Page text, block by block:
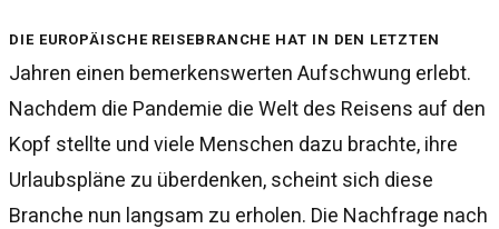
Die europäische Reisebranche hat in den letzten
Jahren einen bemerkenswerten Aufschwung erlebt.
Nachdem die Pandemie die Welt des Reisens auf den
Kopf stellte und viele Menschen dazu brachte, ihre
Urlaubspläne zu überdenken, scheint sich diese
Branche nun langsam zu erholen. Die Nachfrage nach